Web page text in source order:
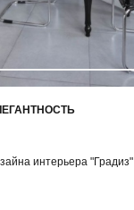
интерьера "Градиз"